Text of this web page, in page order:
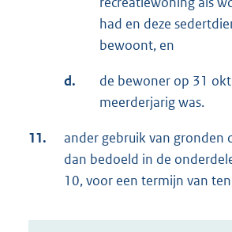
had en deze
bewoont, en
d.
de bewoner op 31
meerderjarig was.
11.
ander gebruik van gronden
dan bedoeld in de
10, voor een termijn van